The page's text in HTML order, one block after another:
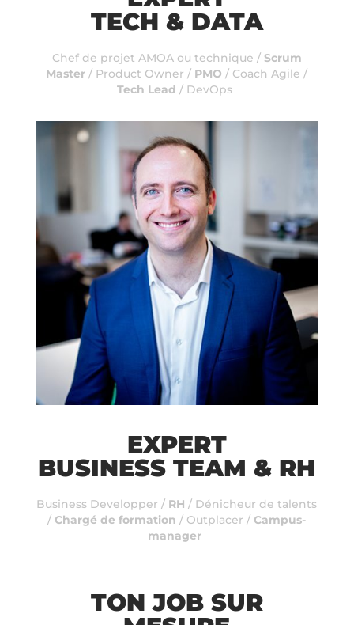
TECH & DATA
Chef de projet AMOA ou technique / Scrum
Master / Product Owner / PMO / Coach Agile /
Tech Lead / DevOps
EXPERT
BUSINESS TEAM & RH
Business Developper / RH / Dénicheur de talents
/ Chargé de formation / Outplacer /Campus-
manager
TON JOB SUR